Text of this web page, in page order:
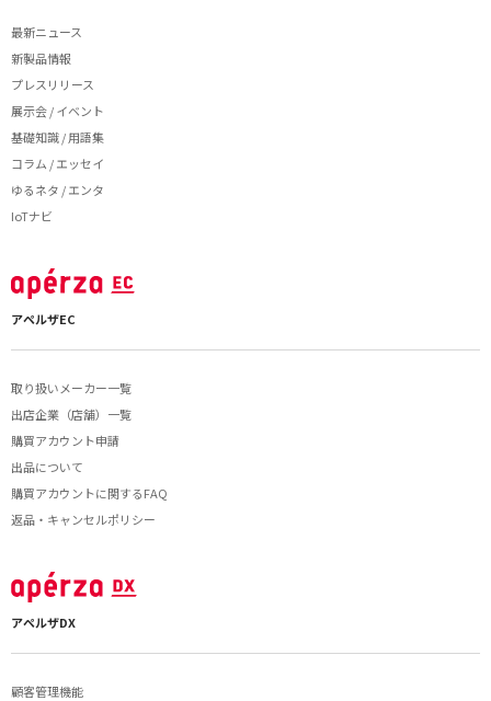
最新ニュース
新製品情報
プレスリリース
展示会 / イベント
基礎知識 / 用語集
コラム / エッセイ
ゆるネタ / エンタ
IoTナビ
アペルザEC
取り扱いメーカー一覧
出店企業（店舗）一覧
購買アカウント申請
出品について
購買アカウントに関するFAQ
返品・キャンセルポリシー
アペルザDX
顧客管理機能